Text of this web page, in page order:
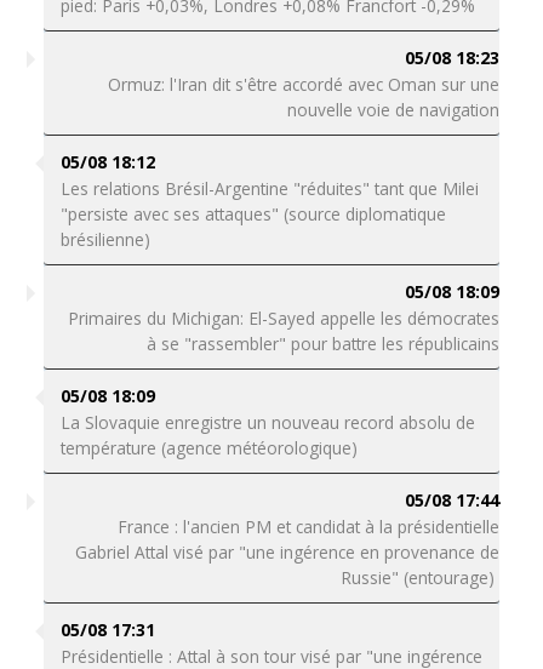
pied: Paris +0,03%, Londres +0,08% Francfort -0,29%
05/08 18:23
Ormuz: l'Iran dit s'être accordé avec Oman sur une
nouvelle voie de navigation
05/08 18:12
Les relations Brésil-Argentine "réduites" tant que Milei
"persiste avec ses attaques" (source diplomatique
brésilienne)
05/08 18:09
Primaires du Michigan: El-Sayed appelle les démocrates
à se "rassembler" pour battre les républicains
05/08 18:09
La Slovaquie enregistre un nouveau record absolu de
température (agence météorologique)
05/08 17:44
France : l'ancien PM et candidat à la présidentielle
Gabriel Attal visé par "une ingérence en provenance de
Russie" (entourage)
05/08 17:31
Présidentielle : Attal à son tour visé par "une ingérence